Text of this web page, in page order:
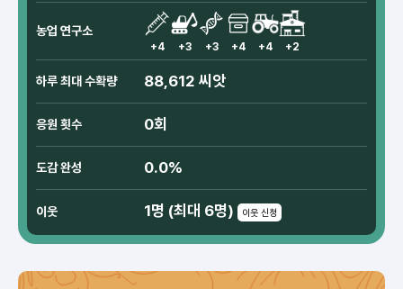
농업 연구소
+4 +3 +3 +4 +4 +2
하루 최대 수확량 88,612 씨앗
응원 횟수 0회
도감 완성 0.0%
이웃 1명 (최대 6명) 이웃 신청